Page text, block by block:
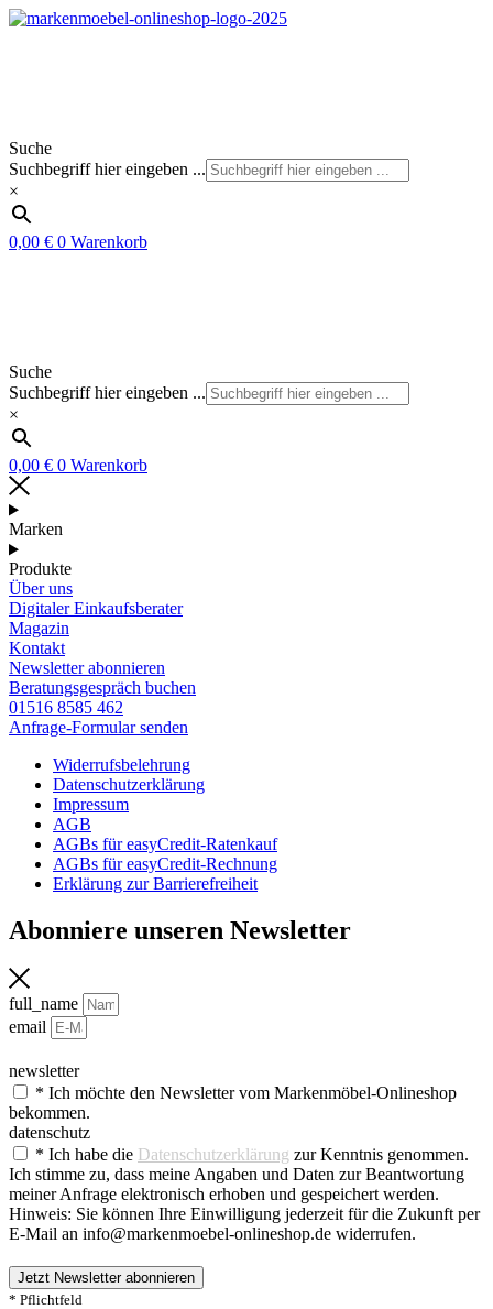
Zum
Suche
Suchbegriff hier eingeben ...
×
0,00 € 0 Warenkorb
Suche
Suchbegriff hier eingeben ...
×
0,00 € 0 Warenkorb
Marken
Produkte
Über uns
Digitaler Einkaufsberater
Magazin
Kontakt
Newsletter abonnieren
Beratungsgespräch buchen
01516 8585 462
Anfrage-Formular senden
Widerrufsbelehrung
Datenschutzerklärung
Impressum
AGB
AGBs für easyCredit-Ratenkauf
AGBs für easyCredit-Rechnung
Erklärung zur Barrierefreiheit
Abonniere unseren Newsletter
full_name
email
newsletter
* Ich möchte den Newsletter vom Markenmöbel-Onlineshop
bekommen.
datenschutz
* Ich habe die Datenschutzerklärung zur Kenntnis genommen.
Ich stimme zu, dass meine Angaben und Daten zur Beantwortung
meiner Anfrage elektronisch erhoben und gespeichert werden.
Hinweis: Sie können Ihre Einwilligung jederzeit für die Zukunft per
E-Mail an info@markenmoebel-onlineshop.de widerrufen.
Jetzt Newsletter abonnieren
* Pflichtfeld